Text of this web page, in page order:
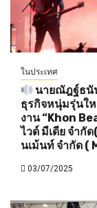
ในประเทศ
นายณัฎฐ์ธนั
ธุรกิจหนุ่มรุ่นให
งาน “Khon
ไวด์ มีเดีย จำกั
นเม้นท์ จำกัด (
03/07/2025